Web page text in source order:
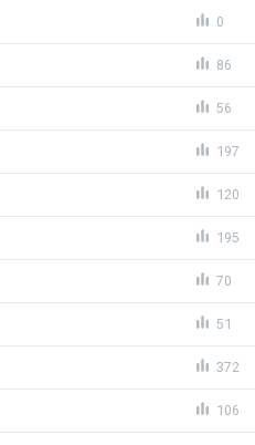
0
86
56
197
120
195
70
51
372
106